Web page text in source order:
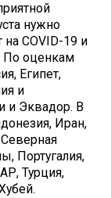
нужно
на COVID-19 и
По оценкам
Египет,
и
и Эквадор. В
Иран,
Португалия,
Турция,